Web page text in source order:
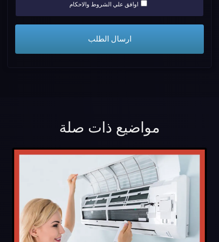
اوافق علي الشروط والاحكام
مواضيع ذات صلة